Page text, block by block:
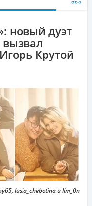
новый дуэт
вызвал
Крутой
lusia_chebotina и lim_0n